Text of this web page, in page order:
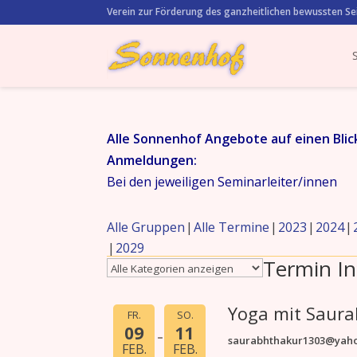
Verein zur Förderung des ganzheitlichen bewussten
Alle Sonnenhof Angebote auf einen
Anmeldungen:
Bei den jeweiligen Seminarleiter/innen
Alle Gruppen Alle Termine 2023 2024
2029
Termin
FR.
09
FEB.
SO.
11
FEB.
Yoga mit